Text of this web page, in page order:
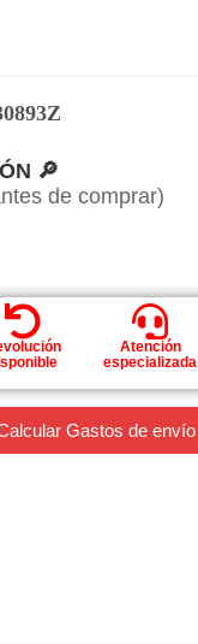
🔎
de comprar)
Atención
especializada
Gastos de envío